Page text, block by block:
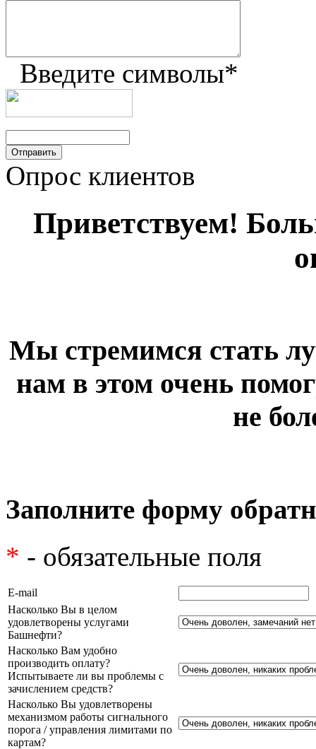
Введите символы*
Опрос клиентов
Приветствуем!
Мы стремимся стать
нам в этом очень
не
Заполните форму
* - обязательные поля
E-mail
Насколько Вы в целом
удовлетворены услугами
Башнефти?
Насколько Вам удобно
производить оплату?
Испытываете ли вы проблемы с
зачислением средств?
Насколько Вы удовлетворены
механизмом работы сигнального
порога / управления лимитами по
картам?